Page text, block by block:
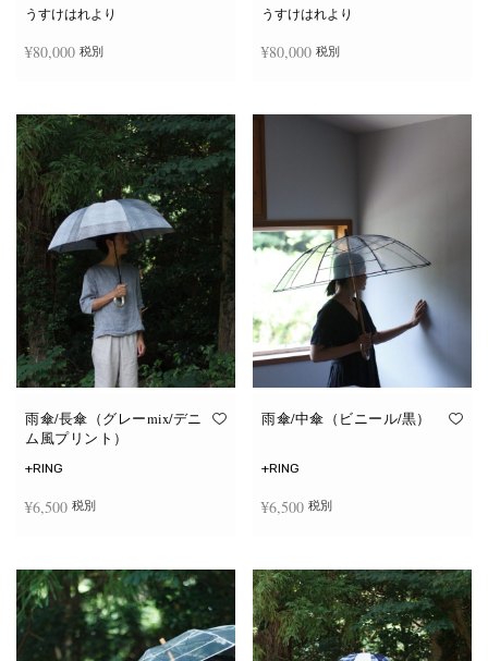
うすけはれより
¥80,000 税別
うすけはれより
¥80,000 税別
雨傘/長傘（グレーmix/デニ
ム風プリント）
+RING
¥6,500 税別
雨傘/中傘（ビニール/黒）
+RING
¥6,500 税別